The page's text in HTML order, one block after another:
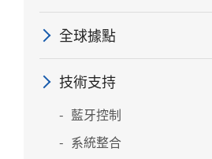
全球據點
技術支持
藍牙控制
系統整合